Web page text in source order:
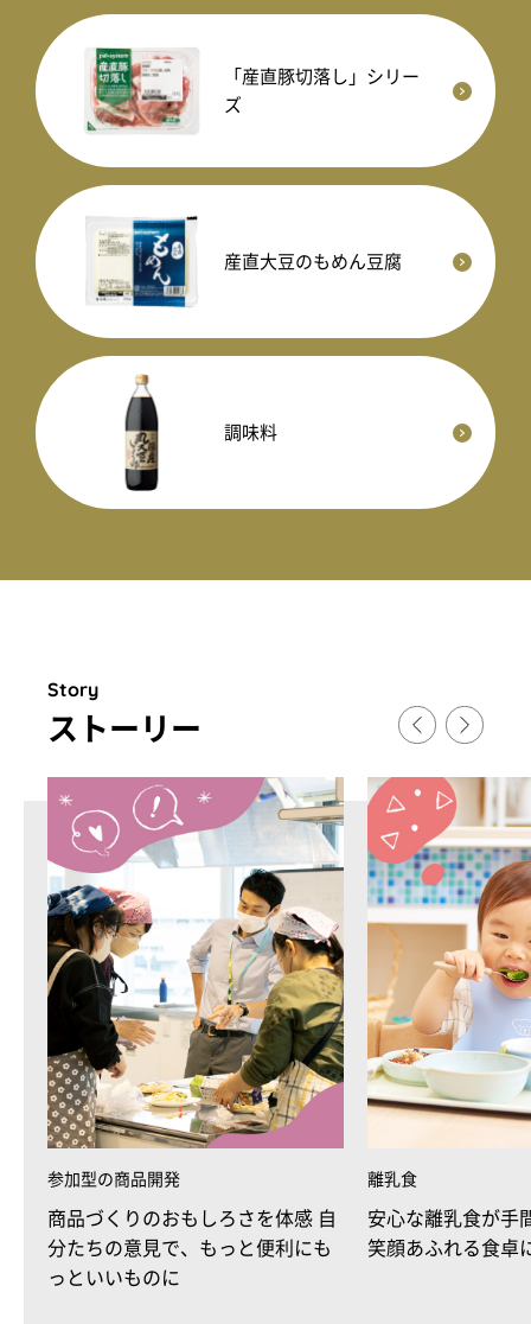
「産直豚切落し」シリー
ズ
産直大豆のもめん豆腐
調味料
Story
ストー リ ー
参加型の商品開発
商品づくりのおもしろさを体感 自
分たちの意見で、もっと便利にも
っといいものに
離乳食
安心な離乳食が手
笑顔あふれる食卓